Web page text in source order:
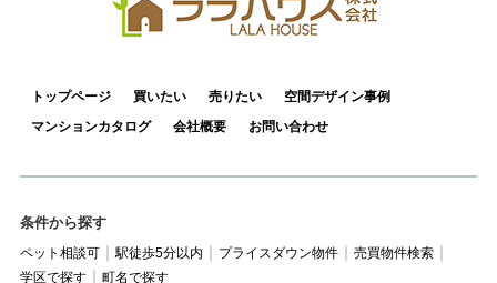
トップページ 買いたい 売りたい
空間デザイン事例
マンションカタログ
会社概要 お問い合わせ
条件から探す
ペット相談可 駅徒歩5分以内 プライスダウン物件
売買物件検索
学区で探す
町名で探す